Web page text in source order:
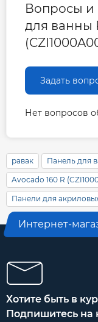
Вопросы и
для ванны
Задать
Нет вопросов
равак Панель для
Avocado 160 R
Панели для
Интернет-
Хотите быть в
Подпишитесь на